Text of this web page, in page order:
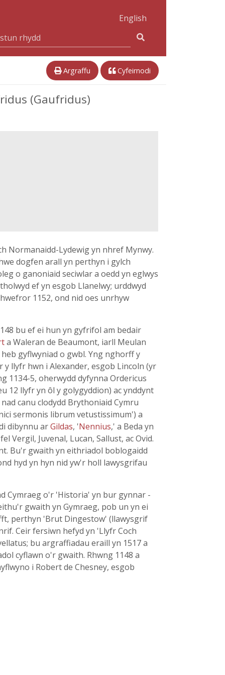
English
Argraffu Cyfeirnodi
(Gaufridus)
Normanaidd-Lydewig yn nhref Mynwy.
dogfen arall yn perthyn i gylch
o ganoniaid seciwlar a oedd yn eglwys
ef yn esgob Llanelwy; urddwyd
1152, ond nid oes unrhyw
bu ef ei hun yn gyfrifol am bedair
a Waleran de Beaumont, iarll Meulan
gyflwyniad o gwbl. Yng nghorff y
llyfr hwn i Alexander, esgob Lincoln (yr
1134-5, oherwydd dyfynna Ordericus
12 llyfr yn ôl y golygyddion) ac ynddynt
canu clodydd Brythoniaid Cymru
sermonis librum vetustissimum') a
dibynnu arGildas, 'Nennius,' a Beda yn
Vergil, Juvenal, Lucan, Sallust, ac Ovid.
Bu'r gwaith yn eithriadol boblogaidd
hyd yn hyn nid yw'r holl lawysgrifau
Cymraeg o'r 'Historia' yn bur gynnar -
gwaith yn Gymraeg, pob un yn ei
perthyn 'Brut Dingestow' (llawysgrif
Ceir fersiwn hefyd yn 'Llyfr Coch
bu argraffiadau eraill yn 1517 a
cyflawn o'r gwaith. Rhwng 1148 a
i Robert de Chesney, esgob